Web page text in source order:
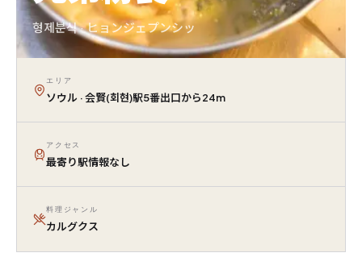
형제분식 · ヒョンジェプンシッ
エリア
ソウル · 会賢(회현)駅5番出口から24m
アクセス
最寄り駅情報なし
料理ジャンル
カルグクス